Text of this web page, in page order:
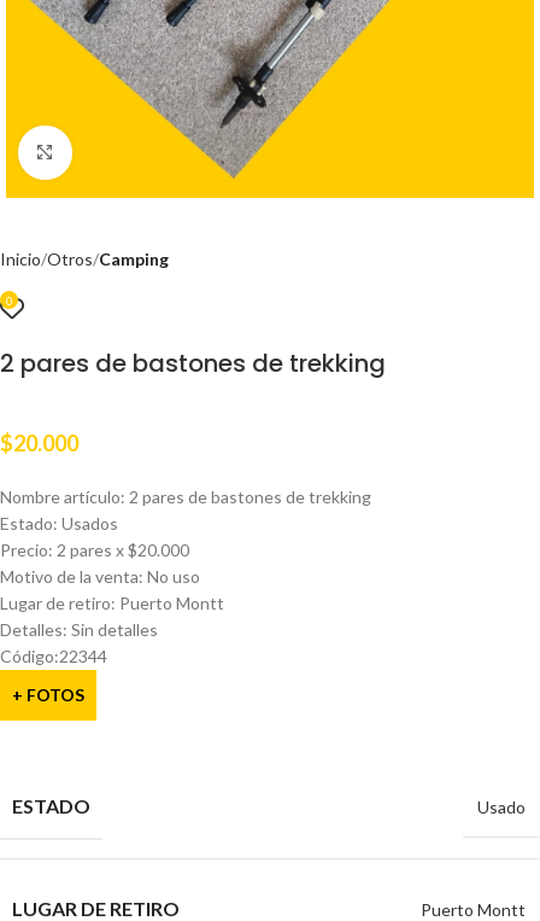
Clic para ampliar
Inicio Otros Camping
0
2 pares de bastones de trekking
$20.000
Nombre artículo: 2 pares de bastones de trekking
Estado: Usados
Precio: 2 pares x $20.000
Motivo de la venta: No uso
Lugar de retiro: Puerto Montt
Detalles: Sin detalles
Código:22344
+ FOTOS
ESTADO Usado
LUGAR DE RETIRO Puerto Montt